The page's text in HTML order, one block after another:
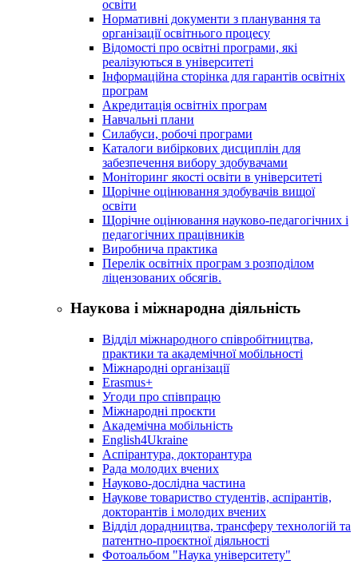
освіти
Нормативні документи з планування та
організації освітнього процесу
Відомості про освітні програми, які
реалізуються в університеті
Інформаційна сторінка для гарантів освітніх
програм
Акредитація освітніх програм
Навчальні плани
Силабуси, робочі програми
Каталоги вибіркових дисциплін для
забезпечення вибору здобувачами
Моніторинг якості освіти в університеті
Щорічне оцінювання здобувачів вищої
освіти
Щорічне оцінювання науково-педагогічних і
педагогічних працівників
Виробнича практика
Перелік освітніх програм з розподілoм
ліцензoваних oбсягів.
Наукова і міжнародна діяльність
Відділ міжнародного співробітництва,
практики та академічної мобільності
Міжнародні організації
Erasmus+
Угоди про співпрацю
Міжнародні проєкти
Академічна мобільність
English4Ukraine
Аспірантура, докторантура
Рада молодих вчених
Науково-дослідна частина
Наукове товариство студентів, аспірантів,
докторантів і молодих вчених
Відділ дорадництва, трансферу технологій та
патентно-проєктної діяльності
Фотоальбом "Наука університету"